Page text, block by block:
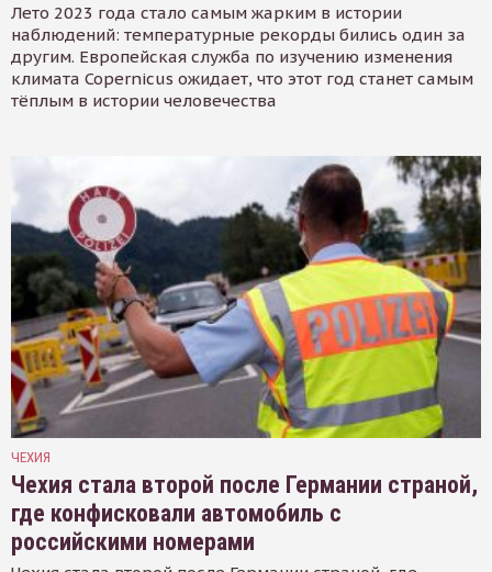
Лето 2023 года стало самым жарким в истории
наблюдений: температурные рекорды бились один за
другим. Европейская служба по изучению изменения
климата Copernicus ожидает, что этот год станет самым
тёплым в истории человечества
ЧЕХИЯ
Чехия стала второй после Германии страной,
где конфисковали автомобиль с
российскими номерами